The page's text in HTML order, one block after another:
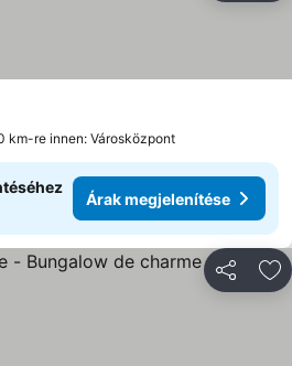
km-re innen: Városközpont
Árak megjelenítése